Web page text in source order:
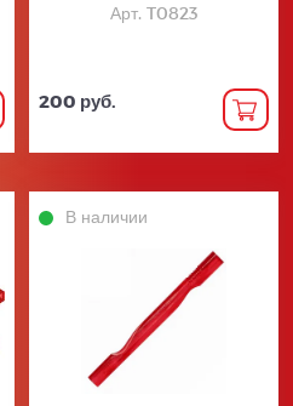
Арт. T0823
200 руб.
В наличии